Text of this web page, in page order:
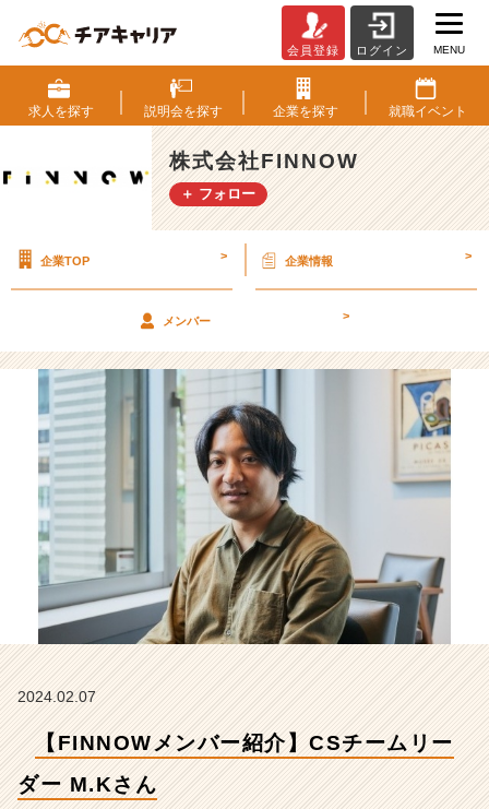
I
N
N
O
W
メ
紹
S
チ
ー
ム
リ
ー
ダ
M.
K
さ
ん
【株
I
会員登録 ログイン MENU
求人を探す 説明会を探す 企業を探す 就職イベント
株式会社FINNOW
＋ フォロー
企業TOP > 企業情報 >
メンバー >
2024.02.07
【FINNOWメンバー紹介】CSチームリー
ダー M.Kさん